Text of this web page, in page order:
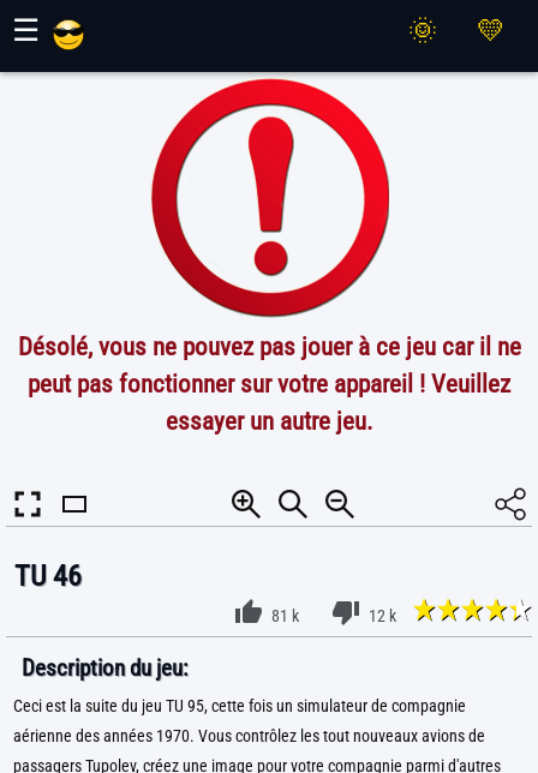
☰
Désolé, vous ne pouvez pas jouer à ce jeu car il ne
peut pas fonctionner sur votre appareil ! Veuillez
essayer un autre jeu.
TU 46
81 k 12 k
Description du jeu:
Ceci est la suite du jeu TU 95, cette fois un simulateur de compagnie
aérienne des années 1970. Vous contrôlez les tout nouveaux avions de
passagers Tupolev, créez une image pour votre compagnie parmi d'autres